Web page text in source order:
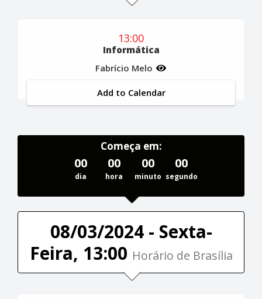
13:00
Informática
Fabrício Melo
Add to Calendar
Começa em:
00
dia
00
hora
00
minuto
00
segundo
08/03/2024 - Sexta-
Feira, 13:00 Horário de Brasília